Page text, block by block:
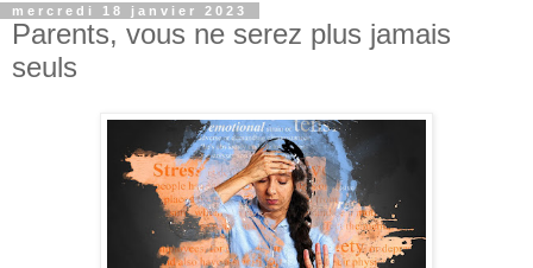
mercredi 18 janvier 2023
Parents, vous ne serez plus jamais
seuls